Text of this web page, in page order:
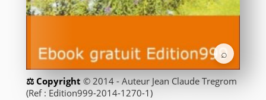
⌕
© 2014 - Auteur Jean Claude Tregrom
(Ref : Edition999-2014-1270-1)